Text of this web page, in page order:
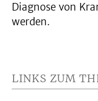
Diagnose von
werden.
LINKS ZUM